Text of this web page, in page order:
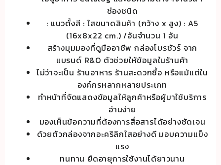
ขนาด
cm.
ช่องชนิด
: แนวตั้งสี : ใสขนาดสินค้า (กว้าง x สูง) : A5
(16x8x22 cm.) /อันจำนวน 1 อัน
สร้างมุมมองที่ดูมืออาชีพ กล่องโบรชัวร์ จาก
แบรนด์ R&O ตัวช่วยให้ข้อมูลในร้านค้า
ไม่ว่าจะเป็น ร้านอาหาร ร้านสะดวกซื้อ หรือแม้แต่ใน
องค์กรหลากหลายประเภท
ทำหน้าที่จัดแสดงข้อมูลให้ลูกค้าหรือผู้มาใช้บริการ
อ่านง่าย
มองเห็นข้อความที่ต้องการสื่อสารได้อย่างชัดเจน
ด้วยตัวกล่องจากอะคริลิกใสอย่างดี มอบความแข็ง
แรง
ทนทาน ยืดอายุการใช้งานได้ยาวนาน